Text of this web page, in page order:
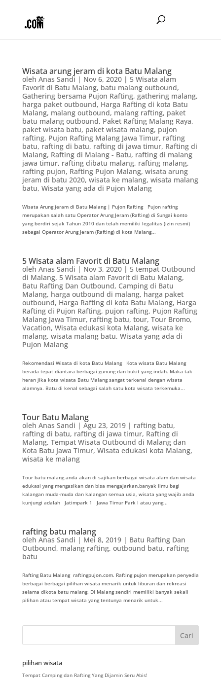
Wisata arung jeram di kota Batu Malang
oleh Anas Sandi | Nov 6, 2020| 5 Wisata alam
Favorit di Batu Malang, batu malang outbound,
Gathering bersama Pujon Rafting, gathering malang,
harga paket outbound, Harga Rafting di kota Batu
Malang, malang outbound, malang rafting, paket
batu malang outbound, Paket Rafting Malang Raya,
paket wisata batu, paket wisata malang, pujon
rafting, Pujon Rafting Malang Jawa Timur, rafting
batu, rafting di batu, rafting di jawa timur, Rafting di
Malang, Rafting di Malang - Batu, rafting di malang
jawa timur, rafting dibatu malang, rafting malang,
rafting pujon, Rafting Pujon Malang, wisata arung
jeram di batu 2020, wisata ke malang, wisata malang
batu, Wisata yang ada di Pujon Malang
Wisata Arung jeram di Batu Malang | Pujon Rafting Pujon rafting
merupakan salah satu Operator Arung Jeram (Rafting) di Sungai konto
yang berdiri sejak Tahun 2010 dan telah memiliki legalitas (izin resmi)
sebagai Operator Arung Jeram (Rafting) di kota Malang...
5 Wisata alam Favorit di Batu Malang
oleh Anas Sandi | Nov 3, 2020| 5 tempat Outbound
di Malang, 5 Wisata alam Favorit di Batu Malang,
Batu Rafting Dan Outbound, Camping di Batu
Malang, harga outbound di malang, harga paket
outbound, Harga Rafting di kota Batu Malang, Harga
Rafting di Pujon Rafting, pujon rafting, Pujon Rafting
Malang Jawa Timur, rafting batu, tour, Tour Bromo,
Vacation, Wisata edukasi kota Malang, wisata ke
malang, wisata malang batu, Wisata yang ada di
Pujon Malang
Rekomendasi Wisata di kota Batu Malang Kota wisata Batu Malang
berada tepat diantara berbagai gunung dan bukit yang indah. Maka tak
heran jika kota wisata Batu Malang sangat terkenal dengan wisata
alamnya. Batu di kenal sebagai salah satu kota wisata terkemuka...
Tour Batu Malang
oleh Anas Sandi | Agu 23, 2019| rafting batu,
rafting di batu, rafting di jawa timur, Rafting di
Malang, Tempat Wisata Outbound di Malang dan
Kota Batu Jawa Timur, Wisata edukasi kota Malang,
wisata ke malang
Tour batu malang anda akan di sajikan berbagai wisata alam dan wisata
edukasi yang mengasikan dan bisa mengajarkan,banyak ilmu bagi
kalangan muda-muda dan kalangan semua usia, wisata yang wajib anda
kunjungi adalah Jatimpark 1 Jawa Timur Park I atau yang...
rafting batu malang
oleh Anas Sandi | Mei 8, 2019| Batu Rafting Dan
Outbound, malang rafting, outbound batu, rafting
batu
Rafting Batu Malang raftingpujon.com. Rafting pujon merupakan penyedia
berbagai berbagai pilihan wisata menarik untuk liburan dan rekreasi
selama dikota batu malang. Di Malang sendiri memiliki banyak sekali
pilihan atau tempat wisata yang tentunya menarik untuk...
pilihan wisata
Tempat Camping dan Rafting Yang Dijamin Seru Abis!